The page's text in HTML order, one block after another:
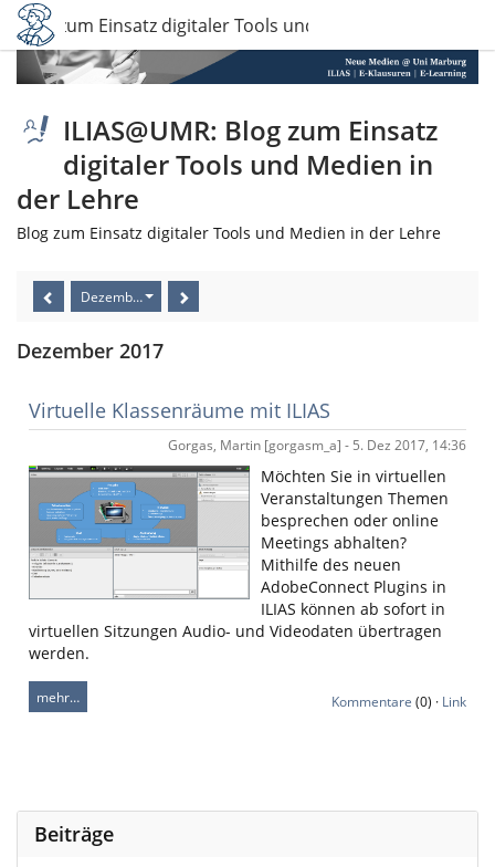
Blog zum Einsatz digitaler Tools und Medien in der Lehre
ILIAS@UMR: Blog zum Einsatz
digitaler Tools und Medien in
der Lehre
Blog zum Einsatz digitaler Tools und Medien in der Lehre
Dezember 2017
Dezember 2017
Virtuelle Klassenräume mit ILIAS
Gorgas, Martin [gorgasm_a] - 5. Dez 2017, 14:36
Möchten Sie in virtuellen
Veranstaltungen Themen
besprechen oder online
Meetings abhalten?
Mithilfe des neuen
AdobeConnect Plugins in
ILIAS können ab sofort in
virtuellen Sitzungen Audio- und Videodaten übertragen
werden.
mehr… Kommentare (0) · Link
Beiträge